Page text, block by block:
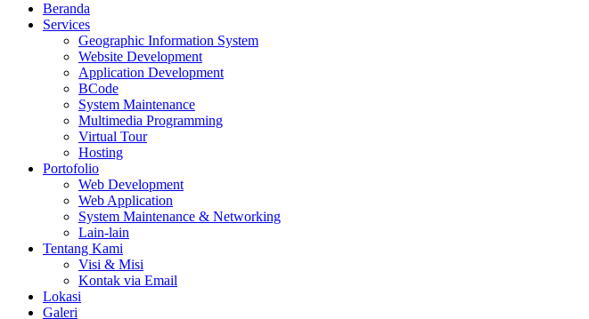
Beranda
Services
Geographic Information System
Website Development
Application Development
BCode
System Maintenance
Multimedia Programming
Virtual Tour
Hosting
Portofolio
Web Development
Web Application
System Maintenance & Networking
Lain-lain
Tentang Kami
Visi & Misi
Kontak via Email
Lokasi
Galeri